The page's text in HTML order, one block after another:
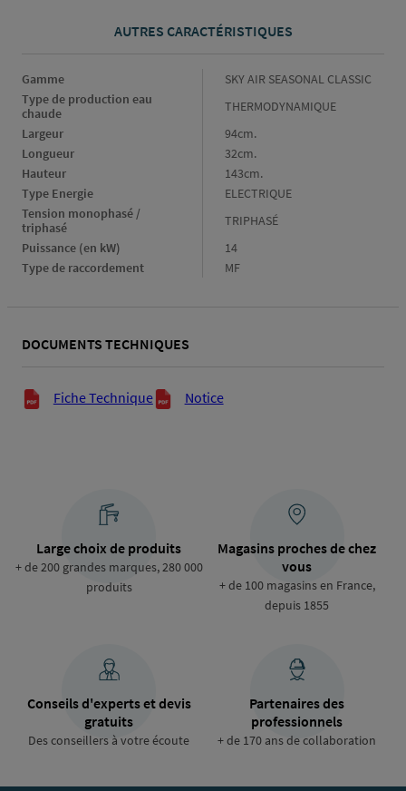
AUTRES CARACTÉRISTIQUES
Gamme Gamme
SKY AIR SEASONAL CLASSIC
Type de production eau
chaude
Type
production
eau
THERMODYNAMIQUE
Largeur
Largeur
94cm.
Longueur
Longueur
32cm.
Hauteur
Hauteur
143cm.
Type Energie
Type
ELECTRIQUE
Tension monophasé /
triphasé
Tension
/
triphasé
TRIPHASÉ
Puissance (en kW)
Puissance
(en
kW)
14
Type de raccordement
Type
MF
DOCUMENTS TECHNIQUES
Documents techniques
Fiche Technique Notice
Large choix de produits
+ de 200 grandes marques, 280 000
produits
Magasins proches de chez
vous
+ de 100 magasins en France,
depuis 1855
Conseils d'experts et devis
gratuits
Des conseillers à votre écoute
Partenaires des
professionnels
+ de 170 ans de collaboration